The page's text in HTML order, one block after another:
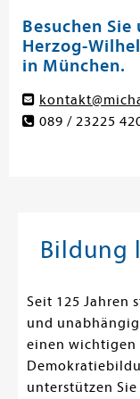
Besuchen Sie
Herzog-
in München.
089 / 23225
Bildung
Seit 125 Jahren
und
einen wichtigen
unterstützen